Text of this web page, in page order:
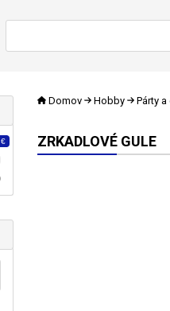
Domov Hobby Párty
ZRKADLOVÉ GULE